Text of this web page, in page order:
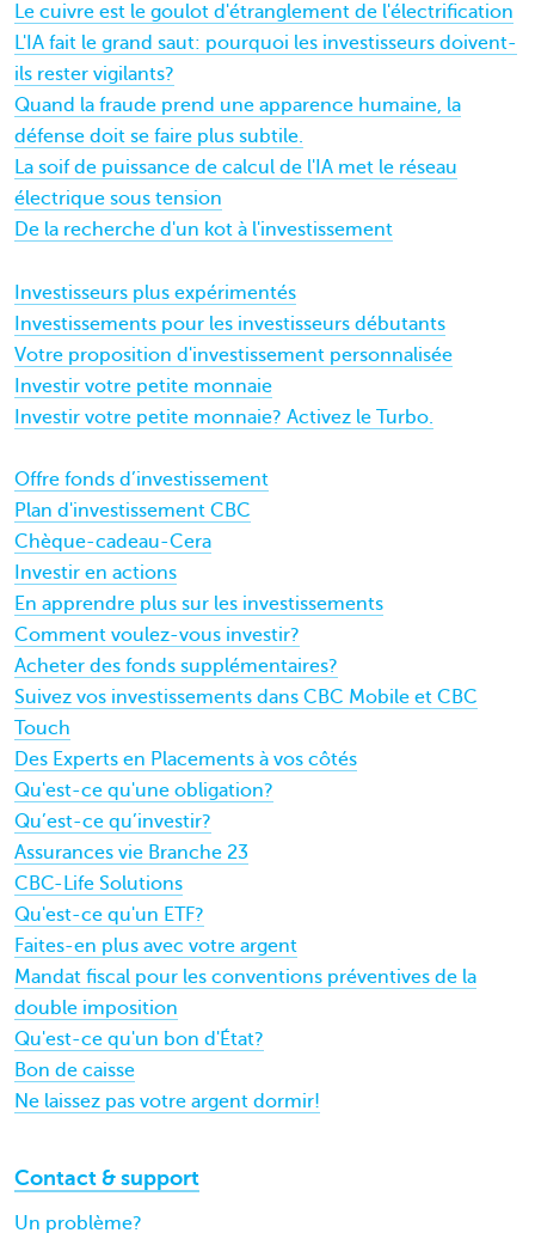
Le cuivre est le goulot d'étranglement de l'électrification
L'IA fait le grand saut: pourquoi les investisseurs doivent-
ils rester vigilants?
Quand la fraude prend une apparence humaine, la
défense doit se faire plus subtile.
La soif de puissance de calcul de l'IA met le réseau
électrique sous tension
De la recherche d'un kot à l'investissement
Investisseurs plus expérimentés
Investissements pour les investisseurs débutants
Votre proposition d'investissement personnalisée
Investir votre petite monnaie
Investir votre petite monnaie? Activez le Turbo.
Offre fonds d’investissement
Plan d'investissement CBC
Chèque-cadeau-Cera
Investir en actions
En apprendre plus sur les investissements
Comment voulez-vous investir?
Acheter des fonds supplémentaires?
Suivez vos investissements dans CBC Mobile et CBC
Touch
Des Experts en Placements à vos côtés
Qu'est-ce qu'une obligation?
Qu’est-ce qu’investir?
Assurances vie Branche 23
CBC-Life Solutions
Qu'est-ce qu'un ETF?
Faites-en plus avec votre argent
Mandat fiscal pour les conventions préventives de la
double imposition
Qu'est-ce qu'un bon d'État?
Bon de caisse
Ne laissez pas votre argent dormir!
Contact & support
Un problème?